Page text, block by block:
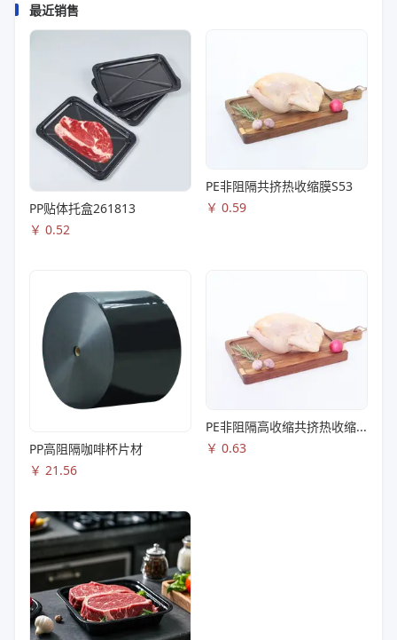
最近销售
PP贴体托盒261813
￥ 0.52
PE非阻隔共挤热收缩膜S53
￥ 0.59
PP高阻隔咖啡杯片材
￥ 21.56
PE非阻隔高收缩共挤热收缩膜S83
￥ 0.63